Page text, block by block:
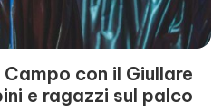
con il Giullare
e ragazzi sul palco